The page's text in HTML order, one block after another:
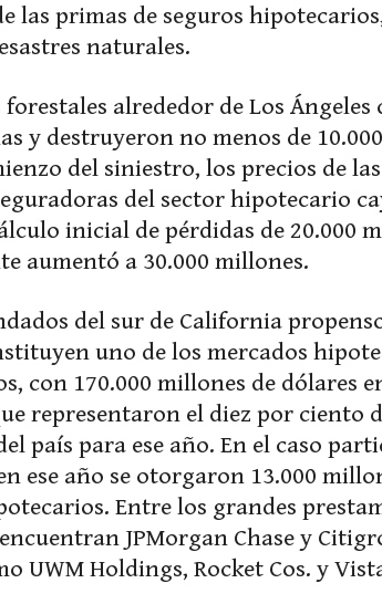
las primas de seguros
naturales.
alrededor de Los
y destruyeron no menos de
del siniestro, los precios de
del sector hipotecario
inicial de pérdidas de 20.000
aumentó a 30.000 millones.
del sur de California
uno de los mercados
con 170.000 millones de dólares
representaron el diez por ciento
país para ese año. En el caso
ese año se otorgaron 13.000
Entre los grandes
JPMorgan Chase y
UWM Holdings, Rocket Cos. y